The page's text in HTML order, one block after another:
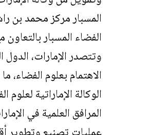
المسبارمركز محمد بن
الفضاءالمسبار
وتتصدر الإمارات، الدول
الاهتمام بعلوم الفضاء،
الوكالة الإماراتية
المرافق العلمية في